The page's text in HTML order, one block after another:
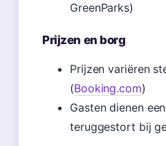
GreenParks)
Prijzen en borg
Prijzen variëren
(Booking.com)
Gasten dienen
teruggestort bij